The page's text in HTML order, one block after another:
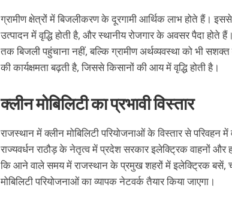
ग्रामीण क्षेत्रों में बिजलीकरण के दूरगामी आर्थिक लाभ होते हैं।
उत्पादन में वृद्धि होती है, और स्थानीय रोजगार के अवसर पैदा होते
तक बिजली पहुंचाना नहीं, बल्कि ग्रामीण अर्थव्यवस्था को भी
की कार्यक्षमता बढ़ती है, जिससे किसानों की आय में वृद्धि होती है।
क्लीन मोबिलिटी का प्रभावी विस्तार
राजस्थान में क्लीन मोबिलिटी परियोजनाओं के विस्तार से
राज्यवर्धन राठौड़ के नेतृत्व में प्रदेश सरकार इलेक्ट्रिक वाहनों और
कि आने वाले समय में राजस्थान के प्रमुख शहरों में इलेक्ट्रिक बसें,
मोबिलिटी परियोजनाओं का व्यापक नेटवर्क तैयार किया जाएगा।